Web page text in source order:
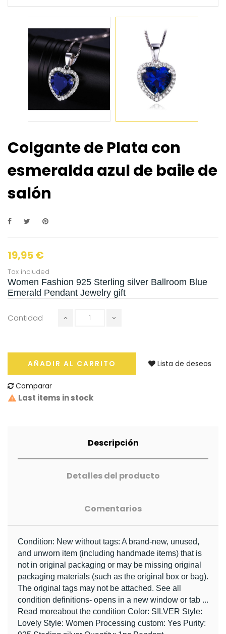
Colgante de Plata con
esmeralda azul de baile de
salón
19,95 €
Tax included
Women Fashion 925 Sterling silver Ballroom Blue
Emerald Pendant Jewelry gift
Cantidad
AÑADIR AL CARRITO Lista de deseos
Comparar
Last items in stock
Descripción
Detalles del producto
Comentarios
Condition: New without tags: A brand-new, unused,
and unworn item (including handmade items) that is
not in original packaging or may be missing original
packaging materials (such as the original box or bag).
The original tags may not be attached. See all
condition definitions- opens in a new window or tab ...
Read moreabout the condition Color: SILVER Style:
Lovely Style: Women Processing custom: Yes Purity: